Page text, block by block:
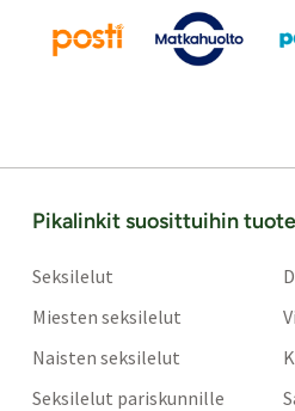
Pikalinkit suosittuihin
Seksilelut
Miesten seksilelut
Naisten seksilelut
Seksilelut pariskunnille